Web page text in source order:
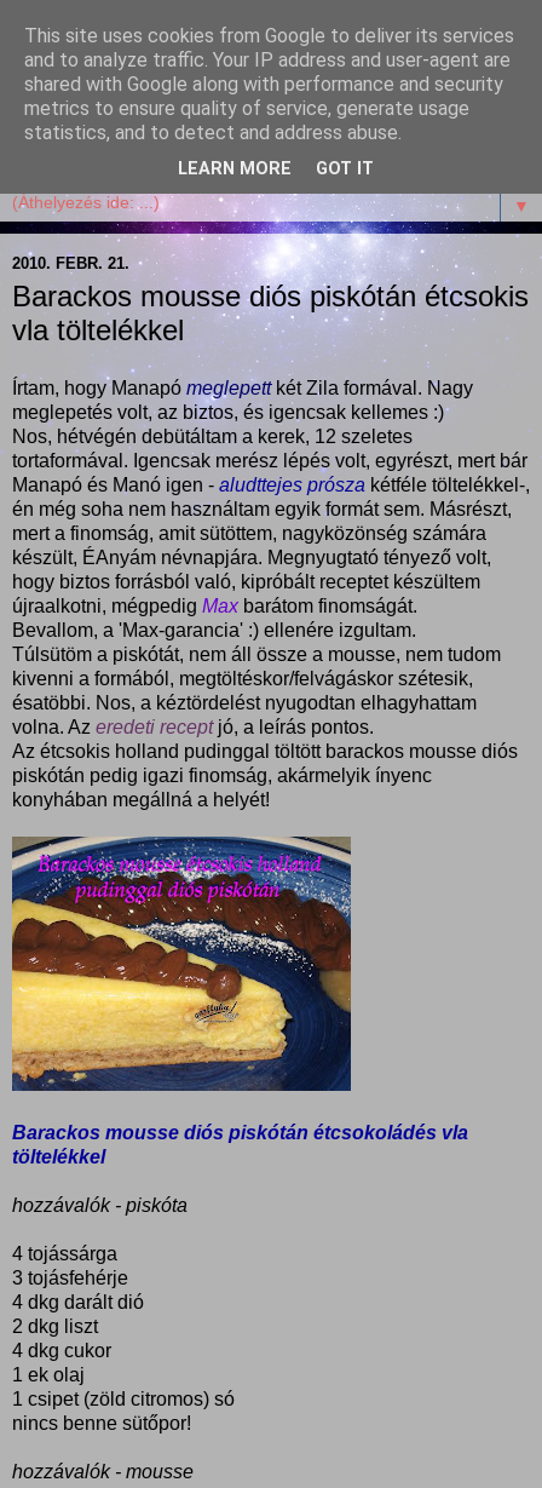
Garffyka
Szösszenetek a konyhámból, az életemből. Mosollyal,
receptekkel, vidámsággal, marcipánnal, csokival.
▼
2010. FEBR. 21.
Barackos mousse diós piskótán étcsokis
vla töltelékkel
Írtam, hogy Manapó meglepettkét Zila formával. Nagy
meglepetés volt, az biztos, és igencsak kellemes :)
Nos, hétvégén debütáltam a kerek, 12 szeletes
tortaformával. Igencsak merész lépés volt, egyrészt, mert bár
Manapó és Manó igen - aludttejes prósza kétféle töltelékkel-,
én még soha nem használtam egyik formát sem. Másrészt,
mert a finomság, amit sütöttem, nagyközönség számára
készült, ÉAnyám névnapjára. Megnyugtató tényező volt,
hogy biztos forrásból való, kipróbált receptet készültem
újraalkotni, mégpedig Maxbarátom finomságát.
Bevallom, a 'Max-garancia' :) ellenére izgultam.
Túlsütöm a piskótát, nem áll össze a mousse, nem tudom
kivenni a formából, megtöltéskor/felvágáskor szétesik,
ésatöbbi. Nos, a kéztördelést nyugodtan elhagyhattam
volna. Az eredeti receptjó, a leírás pontos.
Az étcsokis holland pudinggal töltött barackos mousse diós
piskótán pedig igazi finomság, akármelyik ínyenc
konyhában megállná a helyét!
Barackos mousse diós piskótán étcsokoládés vla
töltelékkel
hozzávalók - piskóta
4 tojássárga
3 tojásfehérje
4 dkg darált dió
2 dkg liszt
4 dkg cukor
1 ek olaj
1 csipet (zöld citromos) só
nincs benne sütőpor!
hozzávalók - mousse
This site uses cookies from Google to deliver its services
and to analyze traffic. Your IP address and user-agent are
shared with Google along with performance and security
metrics to ensure quality of service, generate usage
statistics, and to detect and address abuse.
LEARN MORE GOT IT